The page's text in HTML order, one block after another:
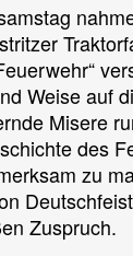
Weise auf
Misere
des
zu
Zuspruch.